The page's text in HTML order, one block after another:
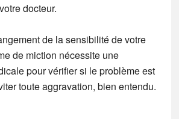
docteur.
de la sensibilité de votre
de miction nécessite une
pour vérifier si le problème est
toute aggravation, bien entendu.